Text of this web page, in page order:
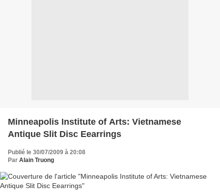
Minneapolis Institute of Arts: Vietnamese
Antique Slit Disc Eearrings
Publié le 30/07/2009 à 20:08
Par Alain Truong